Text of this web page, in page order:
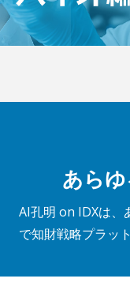
あら
AI孔明 on IDXは、
で知財戦略プラッ